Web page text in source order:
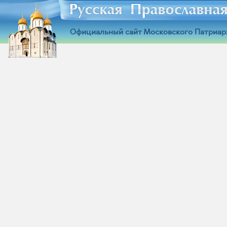
Официальный сайт Московского